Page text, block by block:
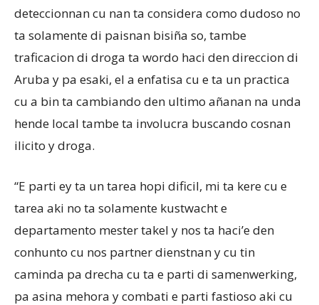
deteccionnan cu nan ta considera como dudoso no
ta solamente di paisnan bisiña so, tambe
traficacion di droga ta wordo haci den direccion di
Aruba y pa esaki, el a enfatisa cu e ta un practica
cu a bin ta cambiando den ultimo añanan na unda
hende local tambe ta involucra buscando cosnan
ilicito y droga.
“E parti ey ta un tarea hopi dificil, mi ta kere cu e
tarea aki no ta solamente kustwacht e
departamento mester takel y nos ta haci’e den
conhunto cu nos partner dienstnan y cu tin
caminda pa drecha cu ta e parti di samenwerking,
pa asina mehora y combati e parti fastioso aki cu